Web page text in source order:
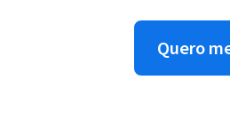
Quero